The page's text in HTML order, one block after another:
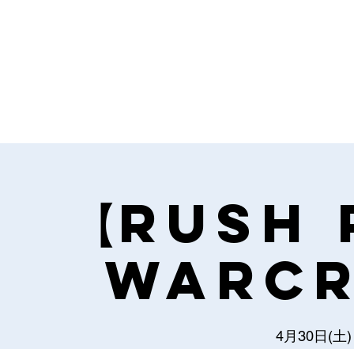
【RUSH
4月30日(土)